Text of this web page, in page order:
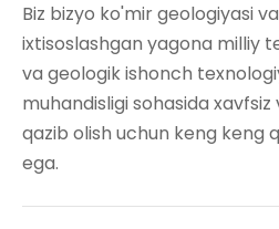
Biz bizyo ko'mir geologiyasi
ixtisoslashgan yagona milliy
va geologik ishonch
muhandisligi sohasida
qazib olish uchun keng keng
ega.